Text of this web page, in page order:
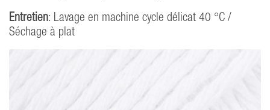
Entretien: Lavage en machine cycle délicat 40 °C /
Séchage à plat